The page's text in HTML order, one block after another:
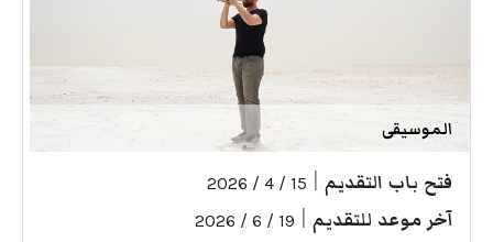
الموسيقى
فتح باب التقديم 15 / 4 / 2026
آخر موعد للتقديم 19 / 6 / 2026